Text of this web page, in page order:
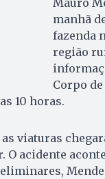
manhã
fazenda
região
Corpo
10 horas.
viaturas
acidente